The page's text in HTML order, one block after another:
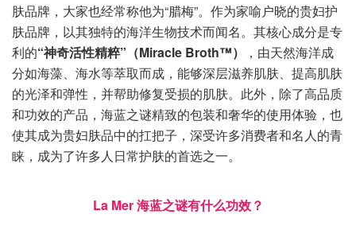
肤品牌，大家也经常称他为“腊梅”。作为家喻户晓的贵妇护
肤品牌，以其独特的海洋生物技术而闻名。其核心成分是专
利的“神奇活性精粹”（Miracle Broth™）
，由天然海洋成
分如海藻、海水等萃取而成，能够深层滋养肌肤、提高肌肤
的光泽和弹性，并帮助修复受损的肌肤。此外，除了高品质
和功效的产品，海蓝之谜精致的包装和奢华的使用体验，也
使其成为贵妇肤品中的扛把子，深受许多消费者和名人的青
睐，成为了许多人日常护肤的首选之一。
La Mer 海蓝之谜有什么功效？